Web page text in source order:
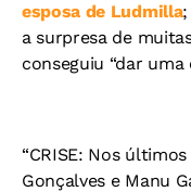
esposa de Ludmilla;
a surpresa de
conseguiu “dar uma
“CRISE: Nos
Gonçalves e Manu